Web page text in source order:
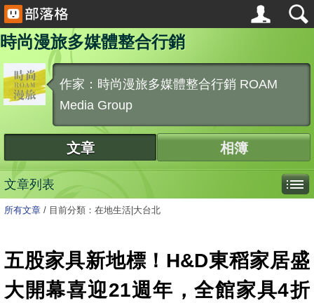
時尚漫旅多媒體整合行銷
作家：時尚漫旅多媒體整合行銷 ROAM
Media Group
文章 相簿
文章列表
所有文章 / 目前分類：在地生活|大台北
五股家具新地標！H&D東稻家居盛
大開幕喜迎21週年，全館家具4折